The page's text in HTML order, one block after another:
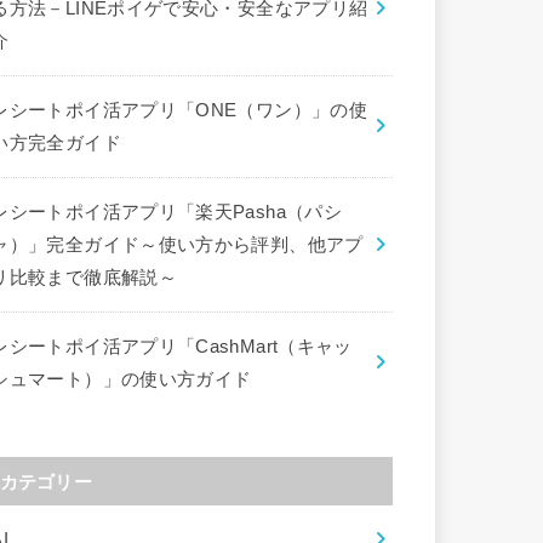
方法－LINEポイゲで安心・安全なアプリ紹
シートポイ活アプリ「ONE（ワン）」の使
方完全ガイド
シートポイ活アプリ「楽天Pasha（パシ
）」完全ガイド～使い方から評判、他アプ
比較まで徹底解説～
シートポイ活アプリ「CashMart（キャッ
ュマート）」の使い方ガイド
カテゴリー